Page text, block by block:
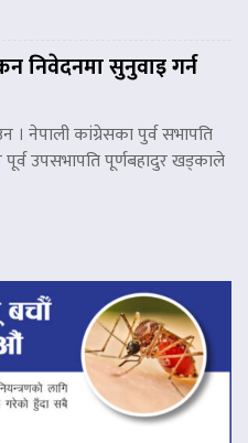
निवेदनमा सुनुवाइ गर्न
। नेपाली कांग्रेसका पुर्व सभापति
पूर्व उपसभापति पूर्णबहादुर खड्काले